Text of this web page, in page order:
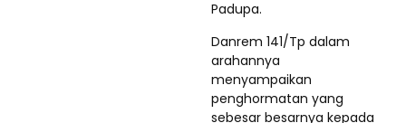
Padupa.
Danrem 141/Tp dalam
arahannya
menyampaikan
penghormatan yang
sebesar besarnya kepada